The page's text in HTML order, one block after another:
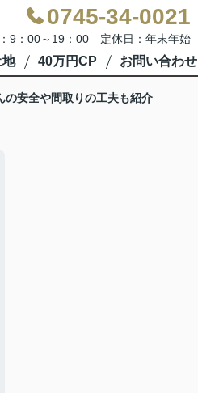
0745-34-0021
9：00～19：00 定休日：年末年始
40万円CP お問い合わせ
の安全や間取りの工夫も紹介